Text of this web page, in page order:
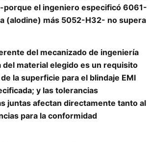
porque el ingeniero especificó 6061-
(alodine) más 5052-H32- no supera
del mecanizado de ingeniería
material elegido es un requisito
la superficie para el blindaje EMI
y las tolerancias
juntas afectan directamente tanto al
para la conformidad